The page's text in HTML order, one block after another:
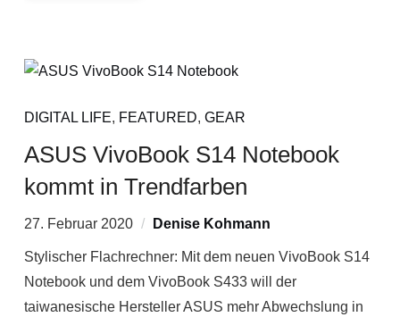
DIGITAL LIFE, FEATURED, GEAR
ASUS VivoBook S14 Notebook
kommt in Trendfarben
27. Februar 2020 Denise Kohmann
Stylischer Flachrechner: Mit dem neuen VivoBook S14
Notebook und dem VivoBook S433 will der
taiwanesische Hersteller ASUS mehr Abwechslung in